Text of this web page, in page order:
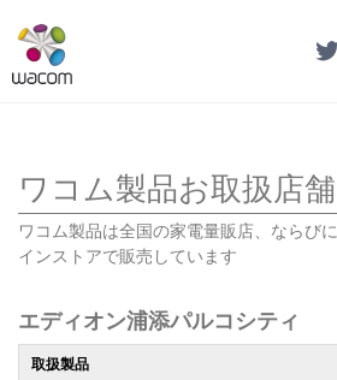
ワコム製品お取扱店
ワコム製品は全国の家電量販店、ならび
インストアで販売しています
エディオン浦添パルコシティ
取扱製品